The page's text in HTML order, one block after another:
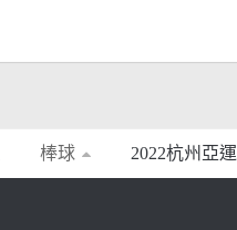
棒球 2022杭州亞運